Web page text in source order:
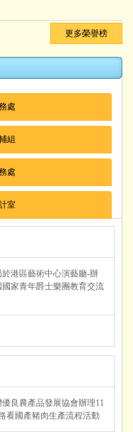
更多榮譽榜
處
組
處
室
港區藝術中心演藝廳-辦
國家青年爵士樂團教育交流
良農產品發展協會辦理11
看國產豬肉生產流程活動